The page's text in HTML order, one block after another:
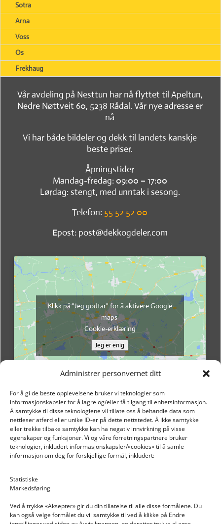
Administrer personvernet ditt
For å gi de beste opplevelsene bruker vi teknologier som
informasjonskapsler for å lagre og/eller få tilgang til enhetsinformasjon.
Å samtykke til disse teknologiene vil tillate oss å behandle data som
nettleser atferd eller unike ID-er på dette nettstedet. Å ikke samtykke
eller trekke tilbake samtykke kan ha negativ innvirkning på visse
egenskaper og funksjoner. Vi og våre forretningspartnere bruker
teknologier, inkludert informasjonskapsler/«cookies» til å samle
informasjon om deg for forskjellige formål, inkludert:
Statistiske
Markedsføring
Ved å trykke «Aksepter» gir du din tillatelse til alle disse formålene. Du
kan også velge formålet du vil samtykke til ved å klikke på Endre
Sotra
Arna
Voss
Os
Frekhaug
Vår avdeling på Nesttun har nå flyttet til Apeltun,
Nedre Nøttveit 60, 5238 Rådal. Vår nye adresse er
nå
Vi har både bildeler og dekk til landets kanskje
beste priser.
Åpningstider
Mandag-fredag: 09:00 – 17:00
Lørdag: stengt, med unntak i sesong.
Telefon: 55 52 52 00
Epost: post@dekkogdeler.com
Klikk på "Jeg godtar" for å aktivere Google
maps
Cookie-erklæring
Jeg er enig